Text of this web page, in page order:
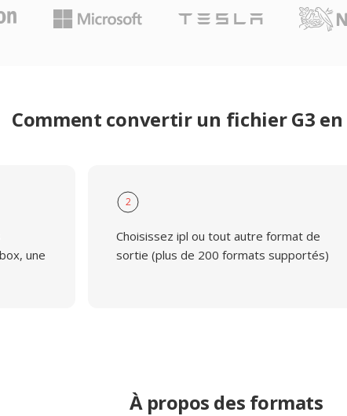
Comment convertir un fichier G3
une
2
Choisissez ipl ou tout autre format de
sortie (plus de 200 formats supportés)
À propos des formats